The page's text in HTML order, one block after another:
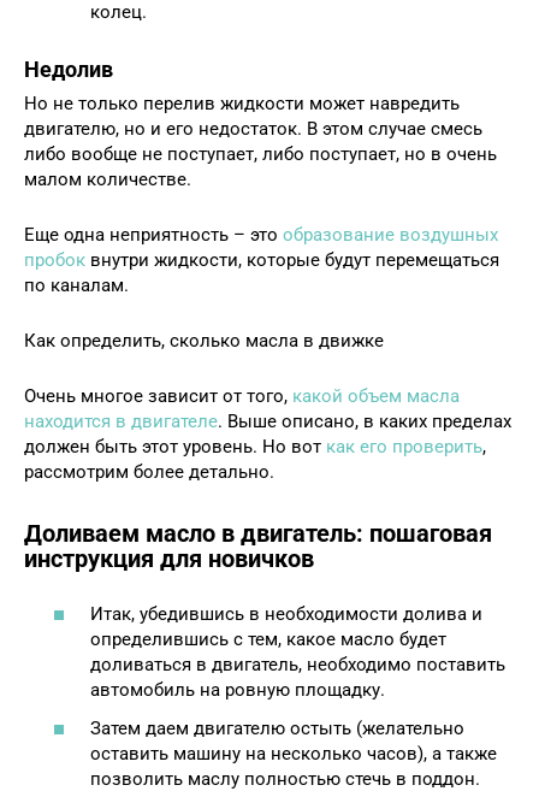
колец.
Недолив
Но не только перелив жидкости может навредить
двигателю, но и его недостаток. В этом случае смесь
либо вообще не поступает, либо поступает, но в очень
малом количестве.
Еще одна неприятность – это образование воздушных
пробок внутри жидкости, которые будут перемещаться
по каналам.
Как определить, сколько масла в движке
Очень многое зависит от того, какой объем масла
находится в двигателе. Выше описано, в каких пределах
должен быть этот уровень. Но вот как его проверить,
рассмотрим более детально.
Доливаем масло в двигатель: пошаговая
инструкция для новичков
Итак, убедившись в необходимости долива и
определившись с тем, какое масло будет
доливаться в двигатель, необходимо поставить
автомобиль на ровную площадку.
Затем даем двигателю остыть (желательно
оставить машину на несколько часов), а также
позволить маслу полностью стечь в поддон.